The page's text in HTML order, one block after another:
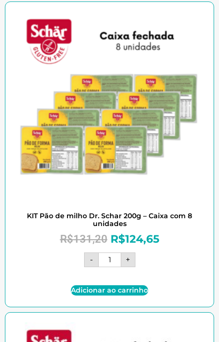
KIT Pão de milho Dr. Schar 200g – Caixa com 8
unidades
R$131,20 R$124,65
- +
Adicionar ao carrinho